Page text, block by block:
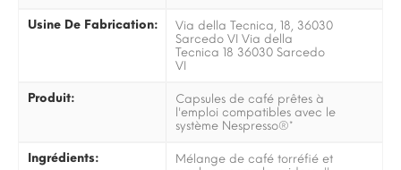
Usine De Fabrication:
Via della Tecnica, 18, 36030
Sarcedo VI Via della
Tecnica 18 36030 Sarcedo
VI
Produit:
Capsules de café prêtes à
l'emploi compatibles avec le
système Nespresso®*
Ingrédients:
Mélange de café torréfié et